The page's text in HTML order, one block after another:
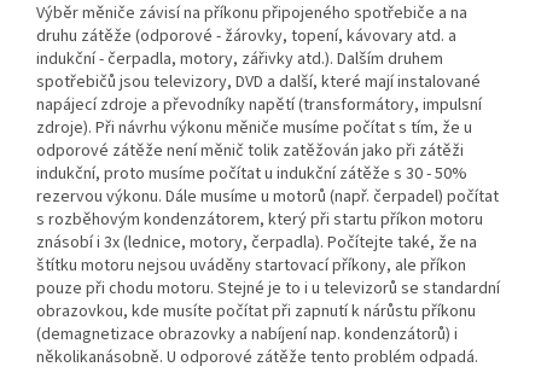
Výběr měniče závisí na příkonu připojeného spotřebiče a na
druhu zátěže (odporové - žárovky, topení, kávovary atd. a
indukční - čerpadla, motory, zářivky atd.). Dalším druhem
spotřebičů jsou televizory, DVD a další, které mají instalované
napájecí zdroje a převodníky napětí (transformátory, impulsní
zdroje). Při návrhu výkonu měniče musíme počítat s tím, že u
odporové zátěže není měnič tolik zatěžován jako při zátěži
indukční, proto musíme počítat u indukční zátěže s 30 - 50%
rezervou výkonu. Dále musíme u motorů (např. čerpadel) počítat
s rozběhovým kondenzátorem, který při startu příkon motoru
znásobí i 3x (lednice, motory, čerpadla). Počítejte také, že na
štítku motoru nejsou uváděny startovací příkony, ale příkon
pouze při chodu motoru. Stejné je to i u televizorů se standardní
obrazovkou, kde musíte počítat při zapnutí k nárůstu příkonu
(demagnetizace obrazovky a nabíjení nap. kondenzátorů) i
několikanásobně. U odporové zátěže tento problém odpadá.